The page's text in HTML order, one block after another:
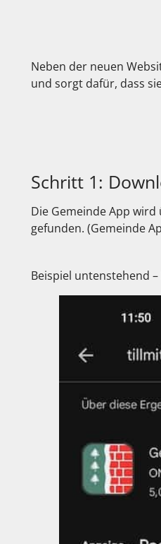
Neben der neuen
und sorgt dafür, dass
Schritt 1:
Die Gemeinde App
gefunden. (Gemeinde
Beispiel untenstehend